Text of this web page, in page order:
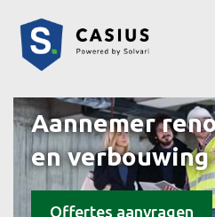
Aannemer
en
Offertes aanvragen